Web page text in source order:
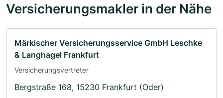
Versicherungsmakler in der Nähe
Märkischer Versicherungsservice GmbH Leschke
& Langhagel Frankfurt
Versicherungsvertreter
Bergstraße 168, 15230 Frankfurt (Oder)